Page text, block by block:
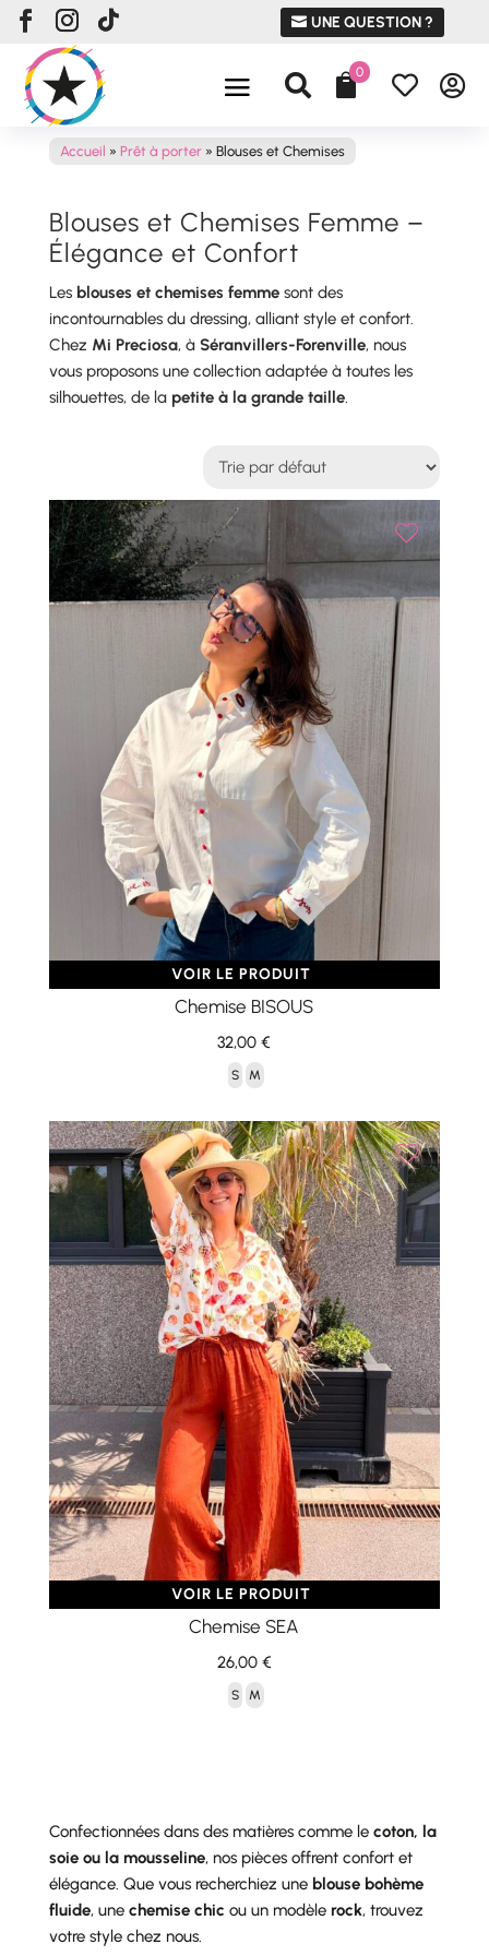
UNE QUESTION ?
 0  
Accueil » Prêt à porter» Blouses et Chemises
Blouses et Chemises Femme –
Élégance et Confort
Les blouses et chemises femmesont des
incontournables du dressing, alliant style et confort.
Chez Mi Preciosa, à Séranvillers-Forenville, nous
vous proposons une collection adaptée à toutes les
silhouettes, de la petite à la grande taille.
VOIR LE PRODUIT
Chemise BISOUS
32,00€
S M
VOIR LE PRODUIT
Chemise SEA
26,00 €
S M
Confectionnées dans des matières comme le coton, la
soie ou la mousseline, nos pièces offrent confort et
élégance. Que vous recherchiez une blouse bohème
fluide, une chemise chic ou un modèle rock, trouvez
votre style chez nous.